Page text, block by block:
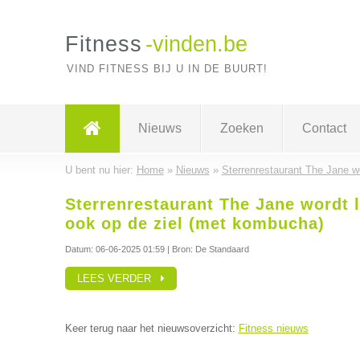
Fitness -vinden.be
VIND FITNESS BIJ U IN DE BUURT!
Nieuws Zoeken Contact
U bent nu hier: Home» Nieuws » Sterrenrestaurant The Jane
Sterrenrestaurant The Jane
ook op de ziel (met kombucha)
Datum: 06-06-2025 01:59| Bron: De Standaard
LEES VERDER
Keer terug naar het nieuwsoverzicht: Fitness nieuws